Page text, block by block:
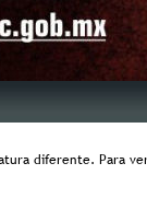
diferente. Para